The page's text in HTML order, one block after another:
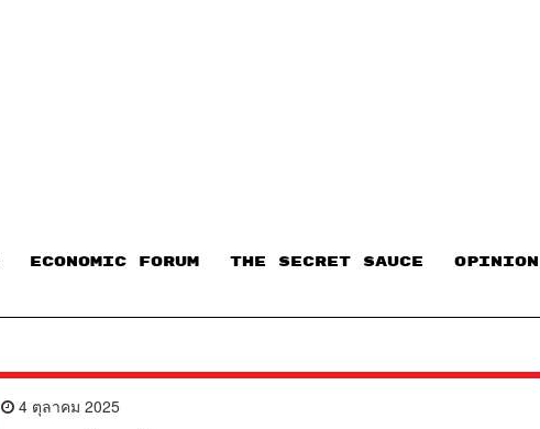
ECONOMIC FORUM THE SECRET SAUCE​ OPINION
4 ตุลาคม 2025